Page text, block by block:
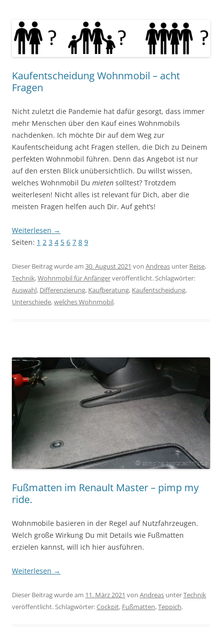
Kaufentscheidung Wohnmobil – acht
Fragen
Nicht zuletzt die Pandemie hat dafür gesorgt, dass immer
mehr Menschen über den Kauf eines Wohnmobils
nachdenken. Ich möchte Dir auf dem Weg zur
Kaufentscheidung acht Fragen stellen, die Dich zu Deinem
perfekten Wohnmobil führen. Denn das Angebot ist nur
auf den ersten Blick unübersichtlich. Du willst wissen,
welches Wohnmobil Du mieten solltest? Trotzdem
weiterlesen! Nicht alles ist relevant für Dich, aber die
meisten Fragen helfen auch Dir. Auf geht’s!
Weiterlesen →
Seiten: 1 2 3 4 5 6 7 8 9
Dieser Beitrag wurde am 30. August 2021 von Andreas unter Reise,
Technik,Wohnmobil für Anfängerveröffentlicht. Schlagwörter:
Auswahl, Differenzierung, Kaufberatung, Kaufentscheidung,
Unterschiede,welches Wohnmobil.
Fußmatten im Renault Master – pimp my
ride.
Wohnmobile basieren in der Regel auf Nutzfahrzeugen.
Welch große Wirkung Du mit Details wie Fußmatten
erzielen kannst, will ich hier ausführen.
Weiterlesen →
Dieser Beitrag wurde am 11. März 2021 von Andreas unterTechnik
veröffentlicht. Schlagwörter:Cockpit, Fußmatten,Teppich.